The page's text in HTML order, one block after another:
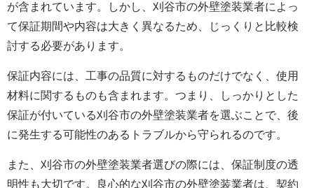
が含まれています。しかし、刈谷市の外壁塗装業者によっ
て保証期間や内容は大きく異なるため、じっくりと比較検
討する必要があります。
保証内容には、工事の品質に対するものだけでなく、使用
材料に関するものも含まれます。つまり、しっかりとした
保証が付いている刈谷市の外壁塗装業者を選ぶことで、後
に発生する可能性のあるトラブルから守られるのです。
また、刈谷市の外壁塗装業者選びの際には、保証制度の透
明性も大切です。良心的な刈谷市の外壁塗装業者は、契約